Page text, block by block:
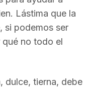
Lástima que la
si podemos ser
qué no todo el
dulce, tierna, debe